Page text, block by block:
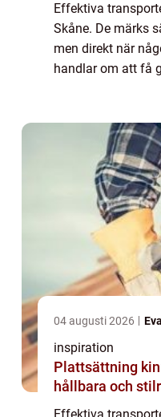
Effektiva
Skåne. De märks
men direkt när
handlar om att få
04 augusti 2026
inspiration
Plattsättning kinna så
hållbara och